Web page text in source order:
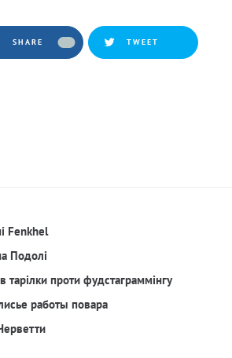
SHARE TWEET
Fenkhel
Подолі
проти фудстаграммінгу
работы повара